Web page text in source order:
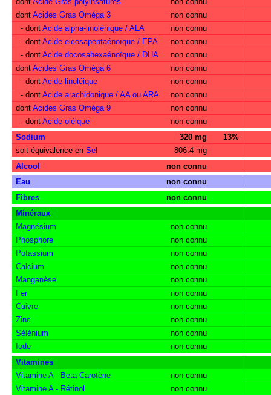
dont Acides Gras Oméga 3
non connu
- dont Acide alpha-linolénique / ALA
non connu
- dont Acide eicosapentaénoïque / EPA
non connu
- dont Acide docosahexaénoïque / DHA
non connu
dont Acides Gras Oméga 6
non connu
- dont Acide linoléique
non connu
- dont Acide arachidonique / AA ou ARA
non connu
dont Acides Gras Oméga 9
non connu
- dont Acide oléique
non connu
Sodium
320 mg
13%
soit équivalence en Sel
806.4 mg
Alcool
non connu
Eau
non connu
Fibres
non connu
Minéraux
Magnésium
non connu
Phosphore
non connu
Potassium
non connu
Calcium
non connu
Manganèse
non connu
Fer
non connu
Cuivre
non connu
Zinc
non connu
Sélénium
non connu
Iode
non connu
Vitamines
Vitamine A - Beta-Carotène
non connu
Vitamine A - Rétinol
non connu